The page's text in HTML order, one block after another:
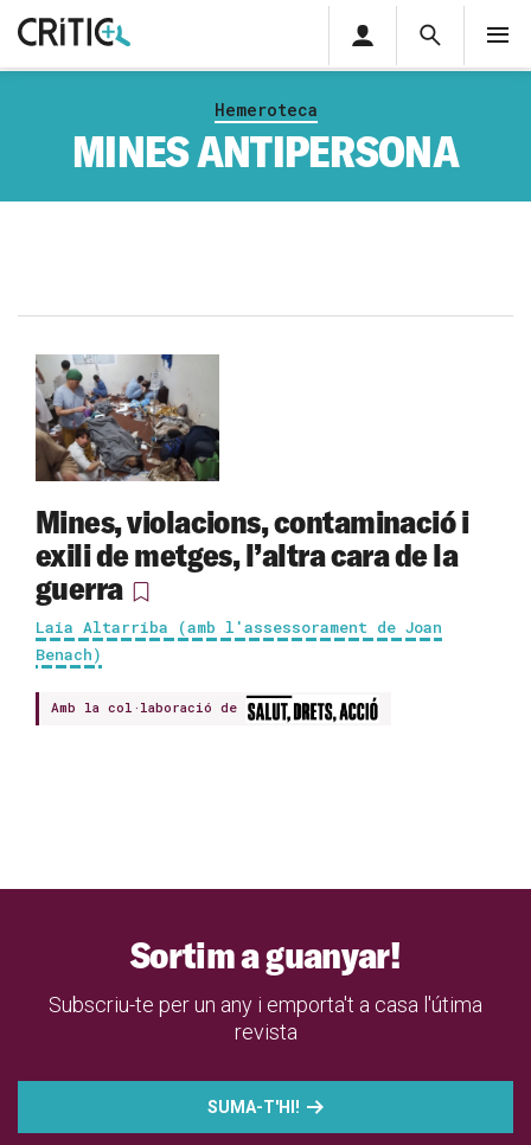
Cerca
Cerca
privada
Hemeroteca
MINES ANTIPERSONA
Mines, violacions, contaminació i
exili de metges, l’altra cara de la
guerra
Laia Altarriba (amb l'assessorament de Joan
Benach)
Amb la col·laboració de
Sortim a guanyar!
Subscriu-te per un any i emporta't a casa l'útima
revista
SUMA-T'HI!